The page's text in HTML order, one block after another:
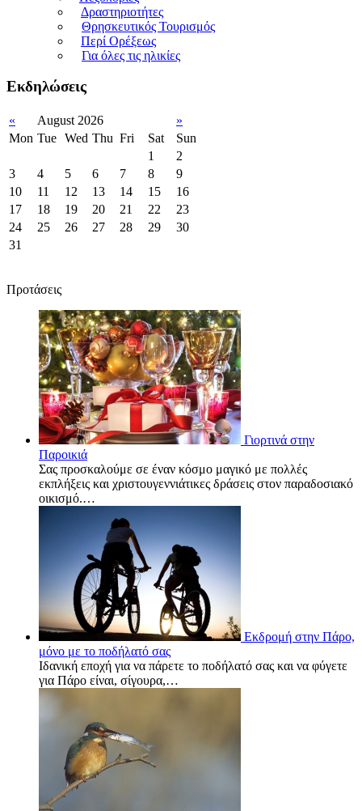
Δραστηριοτήτες
Θρησκευτικός Τουρισμός
Περί Ορέξεως
Για όλες τις ηλικίες
Εκδηλώσεις
« August 2026
»
Mon Tue Wed Thu Fri Sat
Sun
1
2
3
4 5 6 7 8
9
10
11 12 13 14 15
16
17
18 19 20 21 22
23
24
25 26 27 28 29
30
31
Προτάσεις
Γιορτινά στην
Παροικιά
Σας προσκαλούμε σε έναν κόσμο μαγικό με πολλές
εκπλήξεις και χριστουγεννιάτικες δράσεις στον παραδοσιακό
οικισμό.…
Εκδρομή στην Πάρο,
μόνο με το ποδήλατό σας
Ιδανική εποχή για να πάρετε το ποδήλατό σας και να φύγετε
για Πάρο είναι, σίγουρα,…